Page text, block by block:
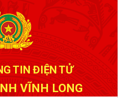
TIN ĐIỆN TỬ
VĨNH LONG